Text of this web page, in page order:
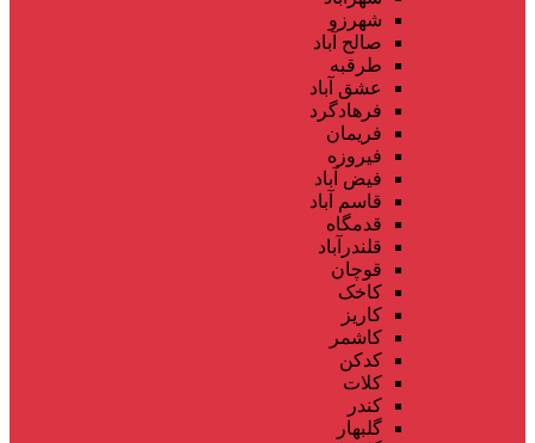
شهرزو
صالح آباد
طرقبه
عشق آباد
فرهادگرد
فریمان
فیروزه
فیض آباد
قاسم آباد
قدمگاه
قلندرآباد
قوچان
کاخک
کاریز
کاشمر
کدکن
کلات
کندر
گلبهار